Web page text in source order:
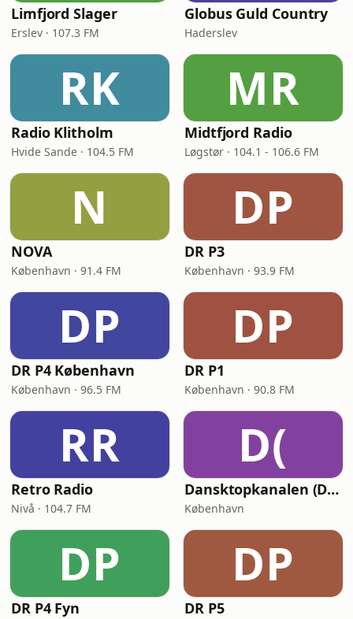
Limfjord Slager
Erslev · 107.3 FM
Globus Guld Country
Haderslev
RK
Radio Klitholm
Hvide Sande · 104.5 FM
MR
Midtfjord Radio
Løgstør · 104.1 - 106.6 FM
N
NOVA
København · 91.4 FM
DP
DR P3
København · 93.9 FM
DP
DR P4 København
København · 96.5 FM
DP
DR P1
København · 90.8 FM
RR
Retro Radio
Nivå · 104.7 FM
D(
Dansktopkanalen (DK4 Dansktop)
København
DP
DR P4 Fyn
DP
DR P5